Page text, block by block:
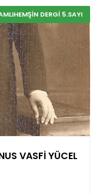
DERGİ 5.SAYI
VASFİ YÜCEL